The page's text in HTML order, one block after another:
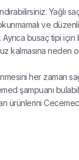
Yağlı
ve
busaç tipi için
kalmasına neden
her zaman
şampuanı
ürünlerini